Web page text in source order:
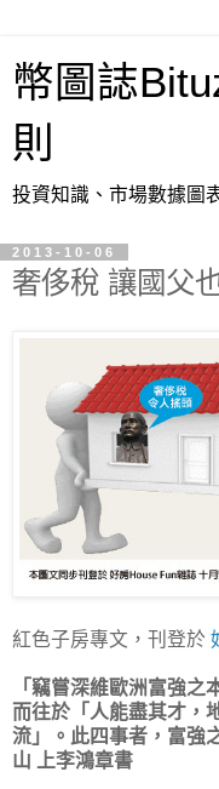
幣圖誌
則
投資知識、市場數據圖
2013-10-06
奢侈稅 讓國父
紅色子房專文，刊登於
「竊嘗深維歐洲富強之
而往於「人能盡其才，
流」。此四事者，富強
山 上李鴻章書